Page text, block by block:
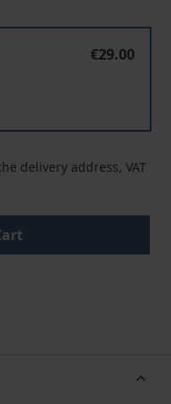
€29.00
delivery address, VAT